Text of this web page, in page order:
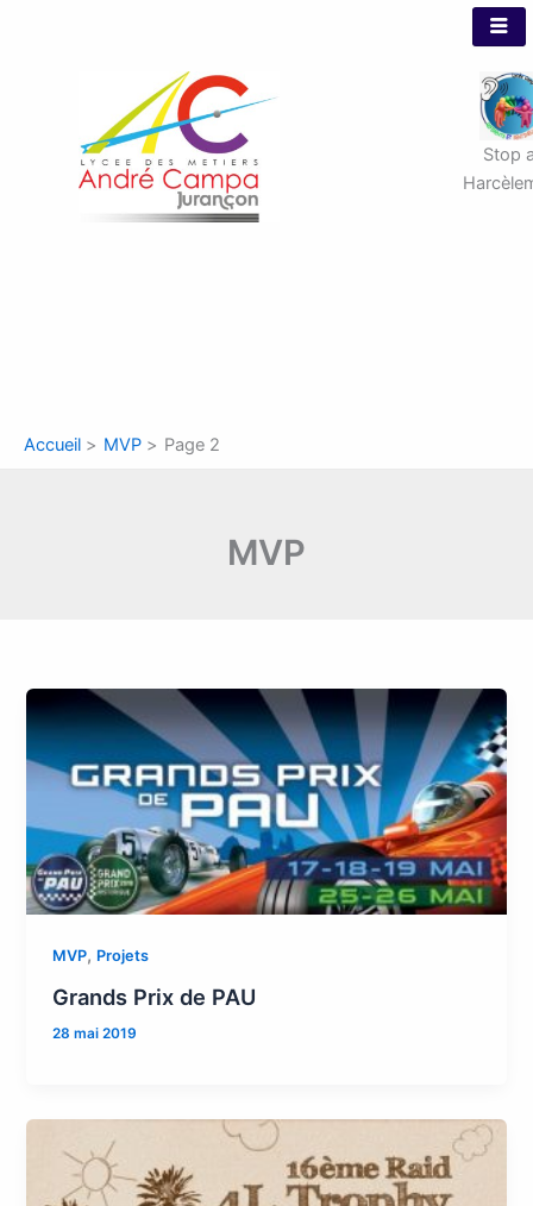
Stop
Accueil MVP Page 2
MVP
MVP, Projets
Grands Prix de PAU
28 mai 2019